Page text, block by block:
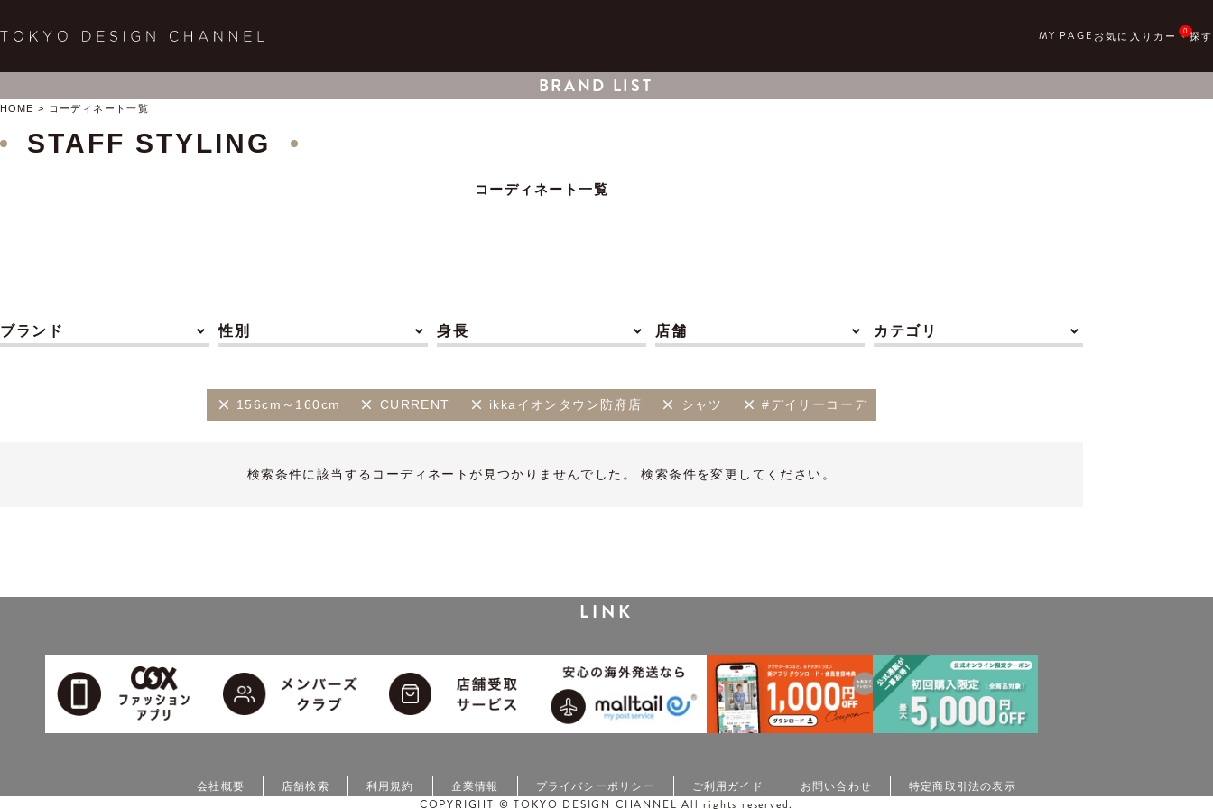
0
BRAND LIST
HOME コーディネート一覧
STAFF STYLING
コーディネート一覧
ブランド 性別 身長 店舗 カテゴリ
156cm～160cm CURRENT ikkaイオンタウン防府店 シャツ #デイリーコーデ
検索条件に該当するコーディネートが見つかりませんでした。 検索条件を変更してください。
LINK
会社概要 店舗検索 利用規約 企業情報 プライバシーポリシー ご利用ガイド お問い合わせ 特定商取引法の表示
COPYRIGHT © TOKYO DESIGN CHANNEL All rights reserved.